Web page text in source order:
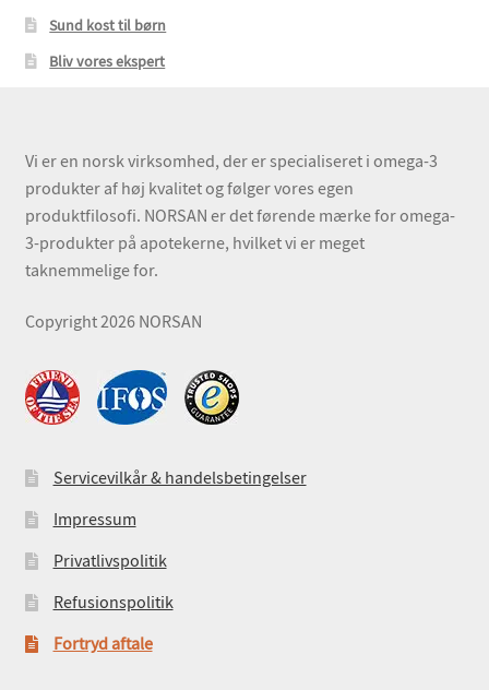
Sund kost til børn
Bliv vores ekspert
Vi er en norsk virksomhed, der er specialiseret i omega-3
produkter af høj kvalitet og følger vores egen
produktfilosofi. NORSAN er det førende mærke for omega-
3-produkter på apotekerne, hvilket vi er meget
taknemmelige for.
Copyright 2026 NORSAN
Servicevilkår & handelsbetingelser
Impressum
Privatlivspolitik
Refusionspolitik
Fortryd aftale